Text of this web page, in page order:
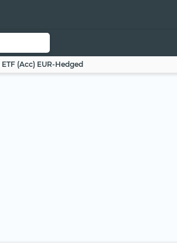
(Acc) EUR-Hedged